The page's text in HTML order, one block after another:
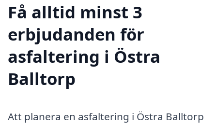
Få alltid minst 3
erbjudanden för
asfaltering i Östra
Balltorp
Att planera en asfaltering i Östra Balltorp